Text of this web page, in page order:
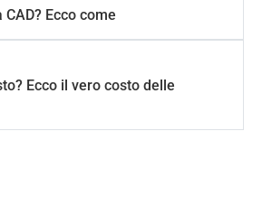
Ecco come
Ecco il vero costo delle